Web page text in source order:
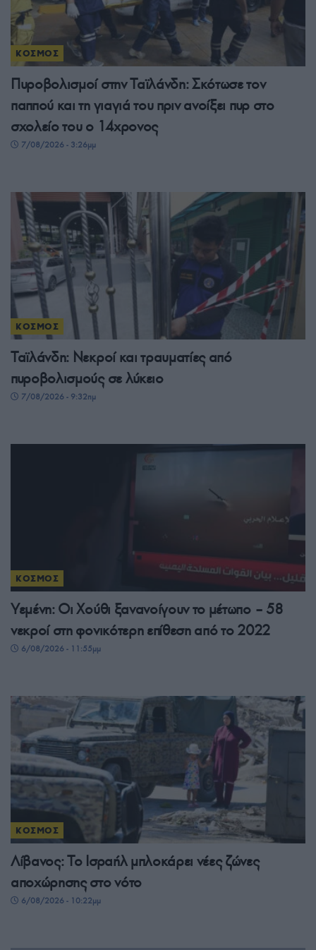
ΚΟΣΜΟΣ
Πυροβολισμοί στην Ταϊλάνδη: Σκότωσε τον
παππού και τη γιαγιά του πριν ανοίξει πυρ στο
σχολείο του ο 14χρονος
7/08/2026 - 3:26μμ
ΚΟΣΜΟΣ
Ταϊλάνδη: Νεκροί και τραυματίες από
πυροβολισμούς σε λύκειο
7/08/2026 - 9:32πμ
ΚΟΣΜΟΣ
Υεμένη: Οι Χούθι ξανανοίγουν το μέτωπο – 58
νεκροί στη φονικότερη επίθεση από το 2022
6/08/2026 - 11:55μμ
ΚΟΣΜΟΣ
Λίβανος: Το Ισραήλ μπλοκάρει νέες ζώνες
αποχώρησης στο νότο
6/08/2026 - 10:22μμ